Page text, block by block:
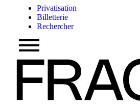
Privatisation
Billetterie
Rechercher